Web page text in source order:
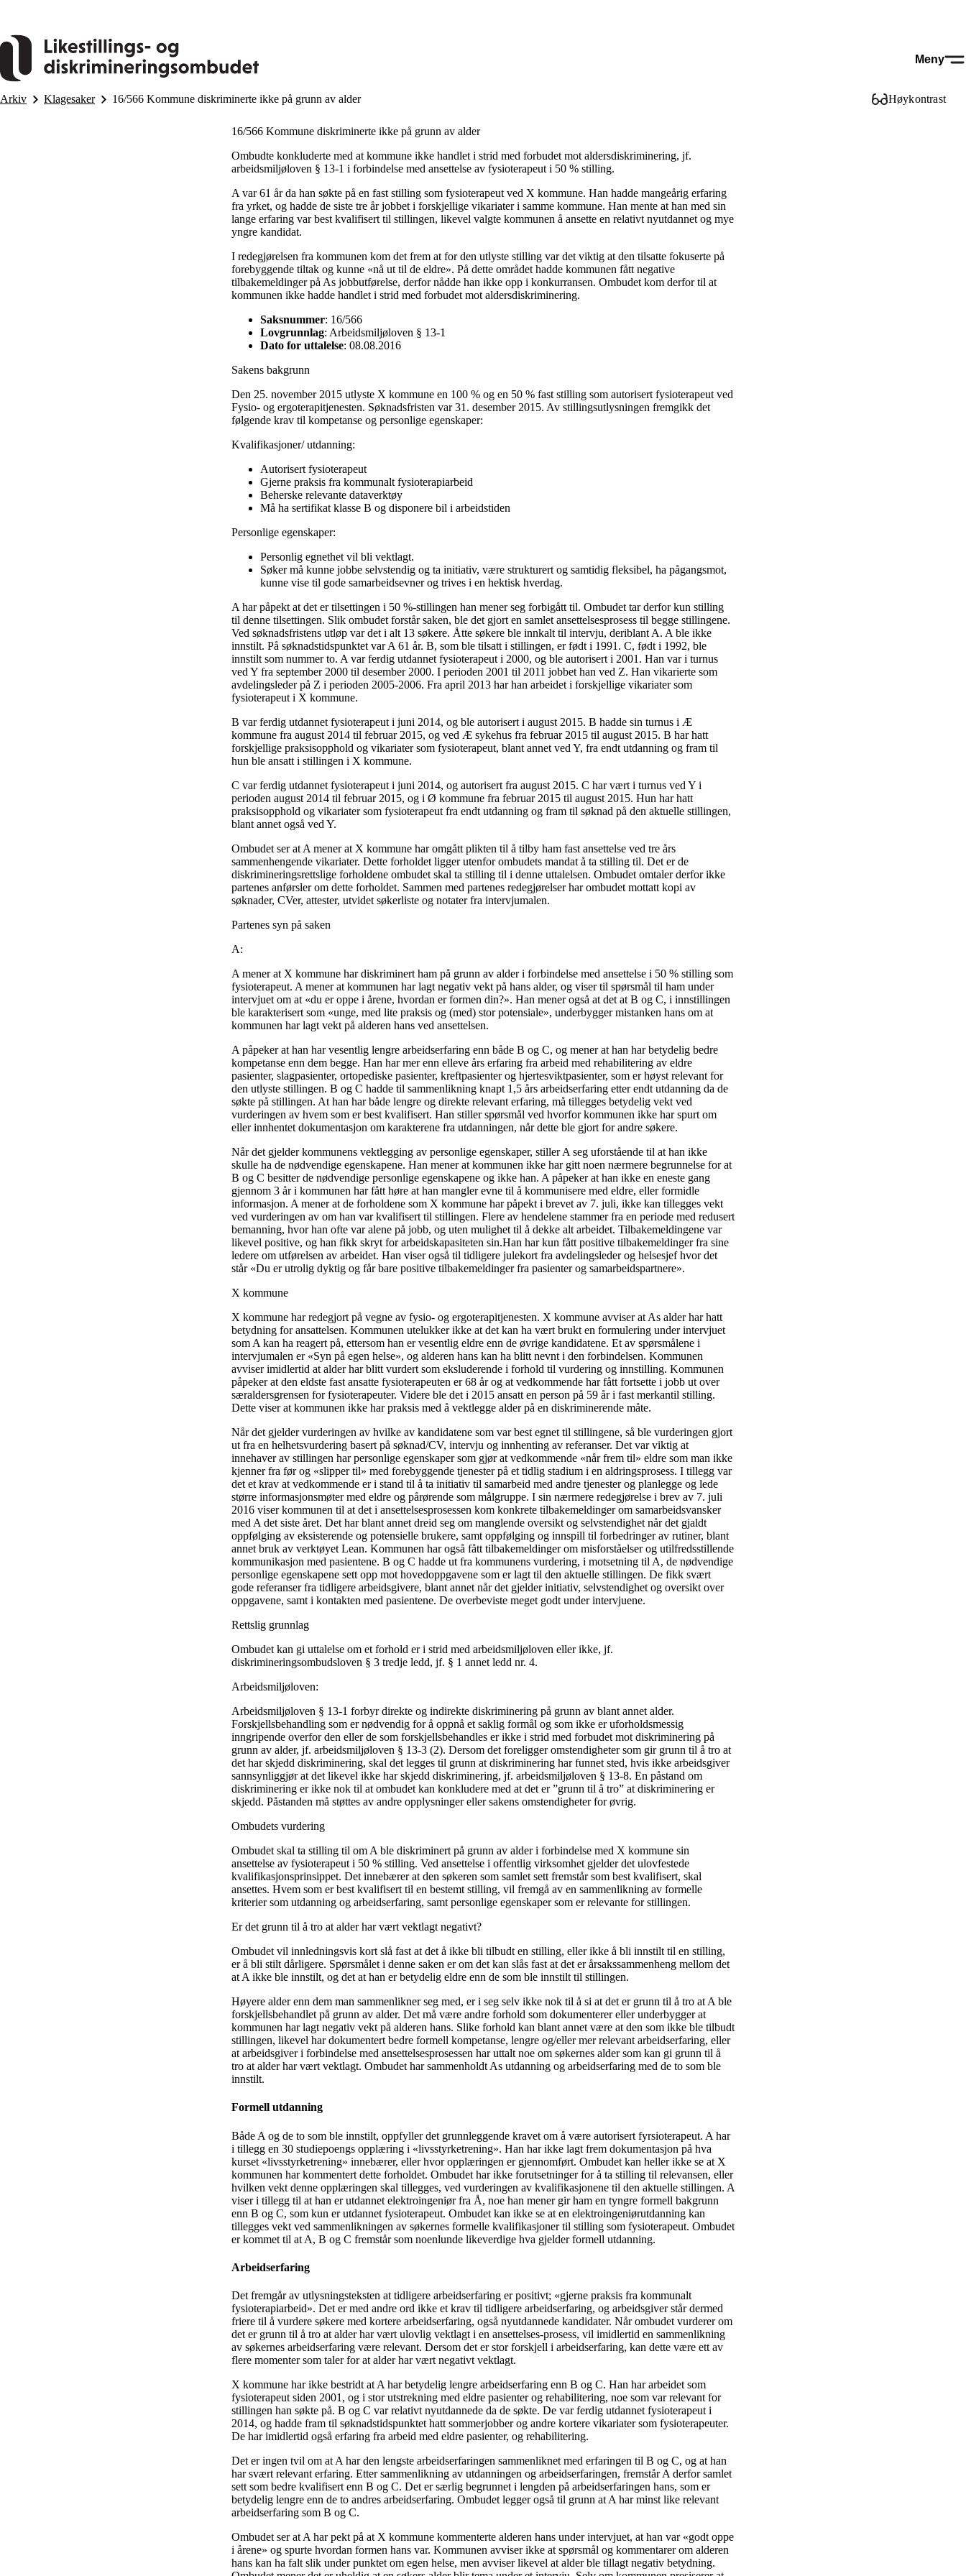
Meny
Arkiv Klagesaker 16/566 Kommune diskriminerte ikke på grunn av alder Høykontrast
16/566 Kommune diskriminerte ikke på grunn av alder
Ombudte konkluderte med at kommune ikke handlet i strid med forbudet mot aldersdiskriminering, jf.
arbeidsmiljøloven § 13-1 i forbindelse med ansettelse av fysioterapeut i 50 % stilling.
A var 61 år da han søkte på en fast stilling som fysioterapeut ved X kommune. Han hadde mangeårig erfaring
fra yrket, og hadde de siste tre år jobbet i forskjellige vikariater i samme kommune. Han mente at han med sin
lange erfaring var best kvalifisert til stillingen, likevel valgte kommunen å ansette en relativt nyutdannet og mye
yngre kandidat.
I redegjørelsen fra kommunen kom det frem at for den utlyste stilling var det viktig at den tilsatte fokuserte på
forebyggende tiltak og kunne «nå ut til de eldre». På dette området hadde kommunen fått negative
tilbakemeldinger på As jobbutførelse, derfor nådde han ikke opp i konkurransen. Ombudet kom derfor til at
kommunen ikke hadde handlet i strid med forbudet mot aldersdiskriminering.
Saksnummer: 16/566
Lovgrunnlag: Arbeidsmiljøloven § 13-1
Dato for uttalelse: 08.08.2016
Sakens bakgrunn
Den 25. november 2015 utlyste X kommune en 100 % og en 50 % fast stilling som autorisert fysioterapeut ved
Fysio- og ergoterapitjenesten. Søknadsfristen var 31. desember 2015. Av stillingsutlysningen fremgikk det
følgende krav til kompetanse og personlige egenskaper:
Kvalifikasjoner/ utdanning:
Autorisert fysioterapeut
Gjerne praksis fra kommunalt fysioterapiarbeid
Beherske relevante dataverktøy
Må ha sertifikat klasse B og disponere bil i arbeidstiden
Personlige egenskaper:
Personlig egnethet vil bli vektlagt.
Søker må kunne jobbe selvstendig og ta initiativ, være strukturert og samtidig fleksibel, ha pågangsmot,
kunne vise til gode samarbeidsevner og trives i en hektisk hverdag.
A har påpekt at det er tilsettingen i 50 %-stillingen han mener seg forbigått til. Ombudet tar derfor kun stilling
til denne tilsettingen. Slik ombudet forstår saken, ble det gjort en samlet ansettelsesprosess til begge stillingene.
Ved søknadsfristens utløp var det i alt 13 søkere. Åtte søkere ble innkalt til intervju, deriblant A. A ble ikke
innstilt. På søknadstidspunktet var A 61 år. B, som ble tilsatt i stillingen, er født i 1991. C, født i 1992, ble
innstilt som nummer to. A var ferdig utdannet fysioterapeut i 2000, og ble autorisert i 2001. Han var i turnus
ved Y fra september 2000 til desember 2000. I perioden 2001 til 2011 jobbet han ved Z. Han vikarierte som
avdelingsleder på Z i perioden 2005-2006. Fra april 2013 har han arbeidet i forskjellige vikariater som
fysioterapeut i X kommune.
B var ferdig utdannet fysioterapeut i juni 2014, og ble autorisert i august 2015. B hadde sin turnus i Æ
kommune fra august 2014 til februar 2015, og ved Æ sykehus fra februar 2015 til august 2015. B har hatt
forskjellige praksisopphold og vikariater som fysioterapeut, blant annet ved Y, fra endt utdanning og fram til
hun ble ansatt i stillingen i X kommune.
C var ferdig utdannet fysioterapeut i juni 2014, og autorisert fra august 2015. C har vært i turnus ved Y i
perioden august 2014 til februar 2015, og i Ø kommune fra februar 2015 til august 2015. Hun har hatt
praksisopphold og vikariater som fysioterapeut fra endt utdanning og fram til søknad på den aktuelle stillingen,
blant annet også ved Y.
Ombudet ser at A mener at X kommune har omgått plikten til å tilby ham fast ansettelse ved tre års
sammenhengende vikariater. Dette forholdet ligger utenfor ombudets mandat å ta stilling til. Det er de
diskrimineringsrettslige forholdene ombudet skal ta stilling til i denne uttalelsen. Ombudet omtaler derfor ikke
partenes anførsler om dette forholdet. Sammen med partenes redegjørelser har ombudet mottatt kopi av
søknader, CVer, attester, utvidet søkerliste og notater fra intervjumalen.
Partenes syn på saken
A:
A mener at X kommune har diskriminert ham på grunn av alder i forbindelse med ansettelse i 50 % stilling som
fysioterapeut. A mener at kommunen har lagt negativ vekt på hans alder, og viser til spørsmål til ham under
intervjuet om at «du er oppe i årene, hvordan er formen din?». Han mener også at det at B og C, i innstillingen
ble karakterisert som «unge, med lite praksis og (med) stor potensiale», underbygger mistanken hans om at
kommunen har lagt vekt på alderen hans ved ansettelsen.
A påpeker at han har vesentlig lengre arbeidserfaring enn både B og C, og mener at han har betydelig bedre
kompetanse enn dem begge. Han har mer enn elleve års erfaring fra arbeid med rehabilitering av eldre
pasienter, slagpasienter, ortopediske pasienter, kreftpasienter og hjertesviktpasienter, som er høyst relevant for
den utlyste stillingen. B og C hadde til sammenlikning knapt 1,5 års arbeidserfaring etter endt utdanning da de
søkte på stillingen. At han har både lengre og direkte relevant erfaring, må tillegges betydelig vekt ved
vurderingen av hvem som er best kvalifisert. Han stiller spørsmål ved hvorfor kommunen ikke har spurt om
eller innhentet dokumentasjon om karakterene fra utdanningen, når dette ble gjort for andre søkere.
Når det gjelder kommunens vektlegging av personlige egenskaper, stiller A seg uforstående til at han ikke
skulle ha de nødvendige egenskapene. Han mener at kommunen ikke har gitt noen nærmere begrunnelse for at
B og C besitter de nødvendige personlige egenskapene og ikke han. A påpeker at han ikke en eneste gang
gjennom 3 år i kommunen har fått høre at han mangler evne til å kommunisere med eldre, eller formidle
informasjon. A mener at de forholdene som X kommune har påpekt i brevet av 7. juli, ikke kan tillegges vekt
ved vurderingen av om han var kvalifisert til stillingen. Flere av hendelene stammer fra en periode med redusert
bemanning, hvor han ofte var alene på jobb, og uten mulighet til å dekke alt arbeidet. Tilbakemeldingene var
likevel positive, og han fikk skryt for arbeidskapasiteten sin.Han har kun fått positive tilbakemeldinger fra sine
ledere om utførelsen av arbeidet. Han viser også til tidligere julekort fra avdelingsleder og helsesjef hvor det
står «Du er utrolig dyktig og får bare positive tilbakemeldinger fra pasienter og samarbeidspartnere».
X kommune
X kommune har redegjort på vegne av fysio- og ergoterapitjenesten. X kommune avviser at As alder har hatt
betydning for ansattelsen. Kommunen utelukker ikke at det kan ha vært brukt en formulering under intervjuet
som A kan ha reagert på, ettersom han er vesentlig eldre enn de øvrige kandidatene. Et av spørsmålene i
intervjumalen er «Syn på egen helse», og alderen hans kan ha blitt nevnt i den forbindelsen. Kommunen
avviser imidlertid at alder har blitt vurdert som eksluderende i forhold til vurdering og innstilling. Kommunen
påpeker at den eldste fast ansatte fysioterapeuten er 68 år og at vedkommende har fått fortsette i jobb ut over
særaldersgrensen for fysioterapeuter. Videre ble det i 2015 ansatt en person på 59 år i fast merkantil stilling.
Dette viser at kommunen ikke har praksis med å vektlegge alder på en diskriminerende måte.
Når det gjelder vurderingen av hvilke av kandidatene som var best egnet til stillingene, så ble vurderingen gjort
ut fra en helhetsvurdering basert på søknad/CV, intervju og innhenting av referanser. Det var viktig at
innehaver av stillingen har personlige egenskaper som gjør at vedkommende «når frem til» eldre som man ikke
kjenner fra før og «slipper til» med forebyggende tjenester på et tidlig stadium i en aldringsprosess. I tillegg var
det et krav at vedkommende er i stand til å ta initiativ til samarbeid med andre tjenester og planlegge og lede
større informasjonsmøter med eldre og pårørende som målgruppe. I sin nærmere redegjørelse i brev av 7. juli
2016 viser kommunen til at det i ansettelsesprosessen kom konkrete tilbakemeldinger om samarbeidsvansker
med A det siste året. Det har blant annet dreid seg om manglende oversikt og selvstendighet når det gjaldt
oppfølging av eksisterende og potensielle brukere, samt oppfølging og innspill til forbedringer av rutiner, blant
annet bruk av verktøyet Lean. Kommunen har også fått tilbakemeldinger om misforståelser og utilfredsstillende
kommunikasjon med pasientene. B og C hadde ut fra kommunens vurdering, i motsetning til A, de nødvendige
personlige egenskapene sett opp mot hovedoppgavene som er lagt til den aktuelle stillingen. De fikk svært
gode referanser fra tidligere arbeidsgivere, blant annet når det gjelder initiativ, selvstendighet og oversikt over
oppgavene, samt i kontakten med pasientene. De overbeviste meget godt under intervjuene.
Rettslig grunnlag
Ombudet kan gi uttalelse om et forhold er i strid med arbeidsmiljøloven eller ikke, jf.
diskrimineringsombudsloven § 3 tredje ledd, jf. § 1 annet ledd nr. 4.
Arbeidsmiljøloven:
Arbeidsmiljøloven § 13-1 forbyr direkte og indirekte diskriminering på grunn av blant annet alder.
Forskjellsbehandling som er nødvendig for å oppnå et saklig formål og som ikke er uforholdsmessig
inngripende overfor den eller de som forskjellsbehandles er ikke i strid med forbudet mot diskriminering på
grunn av alder, jf. arbeidsmiljøloven § 13-3 (2). Dersom det foreligger omstendigheter som gir grunn til å tro at
det har skjedd diskriminering, skal det legges til grunn at diskriminering har funnet sted, hvis ikke arbeidsgiver
sannsynliggjør at det likevel ikke har skjedd diskriminering, jf. arbeidsmiljøloven § 13-8. En påstand om
diskriminering er ikke nok til at ombudet kan konkludere med at det er ”grunn til å tro” at diskriminering er
skjedd. Påstanden må støttes av andre opplysninger eller sakens omstendigheter for øvrig.
Ombudets vurdering
Ombudet skal ta stilling til om A ble diskriminert på grunn av alder i forbindelse med X kommune sin
ansettelse av fysioterapeut i 50 % stilling. Ved ansettelse i offentlig virksomhet gjelder det ulovfestede
kvalifikasjonsprinsippet. Det innebærer at den søkeren som samlet sett fremstår som best kvalifisert, skal
ansettes. Hvem som er best kvalifisert til en bestemt stilling, vil fremgå av en sammenlikning av formelle
kriterier som utdanning og arbeidserfaring, samt personlige egenskaper som er relevante for stillingen.
Er det grunn til å tro at alder har vært vektlagt negativt?
Ombudet vil innledningsvis kort slå fast at det å ikke bli tilbudt en stilling, eller ikke å bli innstilt til en stilling,
er å bli stilt dårligere. Spørsmålet i denne saken er om det kan slås fast at det er årsakssammenheng mellom det
at A ikke ble innstilt, og det at han er betydelig eldre enn de som ble innstilt til stillingen.
Høyere alder enn dem man sammenlikner seg med, er i seg selv ikke nok til å si at det er grunn til å tro at A ble
forskjellsbehandlet på grunn av alder. Det må være andre forhold som dokumenterer eller underbygger at
kommunen har lagt negativ vekt på alderen hans. Slike forhold kan blant annet være at den som ikke ble tilbudt
stillingen, likevel har dokumentert bedre formell kompetanse, lengre og/eller mer relevant arbeidserfaring, eller
at arbeidsgiver i forbindelse med ansettelsesprosessen har uttalt noe om søkernes alder som kan gi grunn til å
tro at alder har vært vektlagt. Ombudet har sammenholdt As utdanning og arbeidserfaring med de to som ble
innstilt.
Formell utdanning
Både A og de to som ble innstilt, oppfyller det grunnleggende kravet om å være autorisert fyrsioterapeut. A har
i tillegg en 30 studiepoengs opplæring i «livsstyrketrening». Han har ikke lagt frem dokumentasjon på hva
kurset «livsstyrketrening» innebærer, eller hvor opplæringen er gjennomført. Ombudet kan heller ikke se at X
kommunen har kommentert dette forholdet. Ombudet har ikke forutsetninger for å ta stilling til relevansen, eller
hvilken vekt denne opplæringen skal tillegges, ved vurderingen av kvalifikasjonene til den aktuelle stillingen. A
viser i tillegg til at han er utdannet elektroingeniør fra Å, noe han mener gir ham en tyngre formell bakgrunn
enn B og C, som kun er utdannet fysioterapeut. Ombudet kan ikke se at en elektroingeniørutdanning kan
tillegges vekt ved sammenlikningen av søkernes formelle kvalifikasjoner til stilling som fysioterapeut. Ombudet
er kommet til at A, B og C fremstår som noenlunde likeverdige hva gjelder formell utdanning.
Arbeidserfaring
Det fremgår av utlysningsteksten at tidligere arbeidserfaring er positivt; «gjerne praksis fra kommunalt
fysioterapiarbeid». Det er med andre ord ikke et krav til tidligere arbeidserfaring, og arbeidsgiver står dermed
friere til å vurdere søkere med kortere arbeidserfaring, også nyutdannede kandidater. Når ombudet vurderer om
det er grunn til å tro at alder har vært ulovlig vektlagt i en ansettelses-prosess, vil imidlertid en sammenlikning
av søkernes arbeidserfaring være relevant. Dersom det er stor forskjell i arbeidserfaring, kan dette være ett av
flere momenter som taler for at alder har vært negativt vektlagt.
X kommune har ikke bestridt at A har betydelig lengre arbeidserfaring enn B og C. Han har arbeidet som
fysioterapeut siden 2001, og i stor utstrekning med eldre pasienter og rehabilitering, noe som var relevant for
stillingen han søkte på. B og C var relativt nyutdannede da de søkte. De var ferdig utdannet fysioterapeut i
2014, og hadde fram til søknadstidspunktet hatt sommerjobber og andre kortere vikariater som fysioterapeuter.
De har imidlertid også erfaring fra arbeid med eldre pasienter, og rehabilitering.
Det er ingen tvil om at A har den lengste arbeidserfaringen sammenliknet med erfaringen til B og C, og at han
har svært relevant erfaring. Etter sammenlikning av utdanningen og arbeidserfaringen, fremstår A derfor samlet
sett som bedre kvalifisert enn B og C. Det er særlig begrunnet i lengden på arbeidserfaringen hans, som er
betydelig lengre enn de to andres arbeidserfaring. Ombudet legger også til grunn at A har minst like relevant
arbeidserfaring som B og C.
Ombudet ser at A har pekt på at X kommune kommenterte alderen hans under intervjuet, at han var «godt oppe
i årene» og spurte hvordan formen hans var. Kommunen avviser ikke at spørsmål og kommentarer om alderen
hans kan ha falt slik under punktet om egen helse, men avviser likevel at alder ble tillagt negativ betydning.